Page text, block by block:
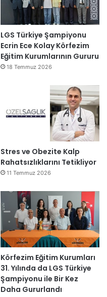
LGS Türkiye Şampiyonu
Ecrin Ece Kolay Körfezim
Eğitim Kurumlarının Gururu
18 Temmuz 2026
Stres ve Obezite Kalp
Rahatsızlıklarını Tetikliyor
11 Temmuz 2026
Körfezim Eğitim Kurumları
31. Yılında da LGS Türkiye
Şampiyonu ile Bir Kez
Daha Gururlandı